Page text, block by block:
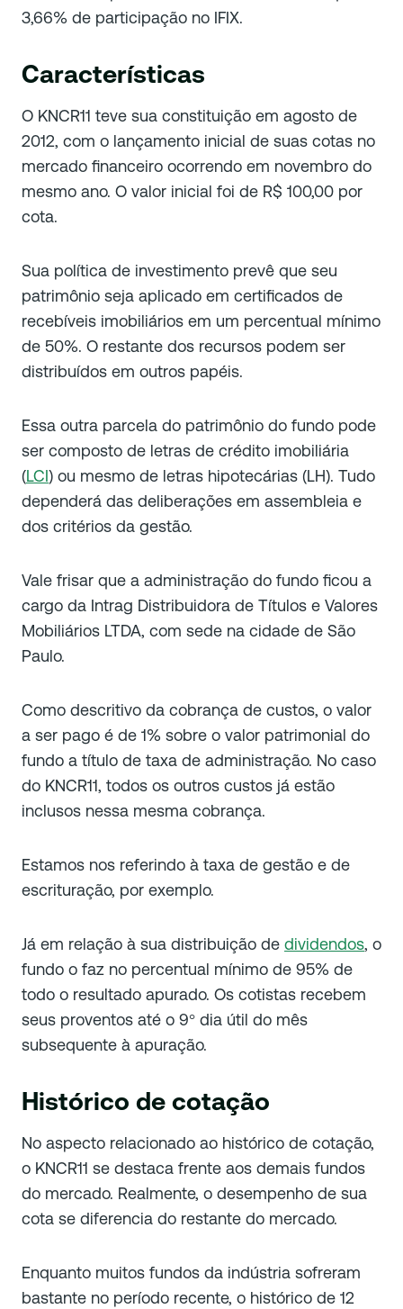
3,66% de participação no IFIX.
Características
O KNCR11 teve sua constituição em agosto de
2012, com o lançamento inicial de suas cotas no
mercado financeiro ocorrendo em novembro do
mesmo ano. O valor inicial foi de R$ 100,00 por
cota.
Sua política de investimento prevê que seu
patrimônio seja aplicado em certificados de
recebíveis imobiliários em um percentual mínimo
de 50%. O restante dos recursos podem ser
distribuídos em outros papéis.
Essa outra parcela do patrimônio do fundo pode
ser composto de letras de crédito imobiliária
(LCI) ou mesmo de letras hipotecárias (LH). Tudo
dependerá das deliberações em assembleia e
dos critérios da gestão.
Vale frisar que a administração do fundo ficou a
cargo da Intrag Distribuidora de Títulos e Valores
Mobiliários LTDA, com sede na cidade de São
Paulo.
Como descritivo da cobrança de custos, o valor
a ser pago é de 1% sobre o valor patrimonial do
fundo a título de taxa de administração. No caso
do KNCR11, todos os outros custos já estão
inclusos nessa mesma cobrança.
Estamos nos referindo à taxa de gestão e de
escrituração, por exemplo.
Já em relação à sua distribuição de dividendos, o
fundo o faz no percentual mínimo de 95% de
todo o resultado apurado. Os cotistas recebem
seus proventos até o 9° dia útil do mês
subsequente à apuração.
Histórico de cotação
No aspecto relacionado ao histórico de cotação,
o KNCR11 se destaca frente aos demais fundos
do mercado. Realmente, o desempenho de sua
cota se diferencia do restante do mercado.
Enquanto muitos fundos da indústria sofreram
bastante no período recente, o histórico de 12